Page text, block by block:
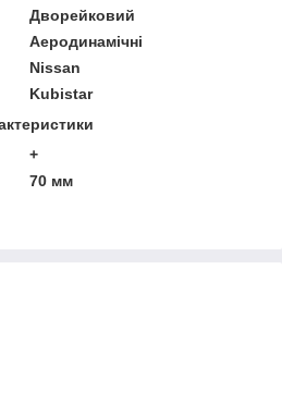
Дворейковий
Аеродинамічні
Nissan
Kubistar
+
70 мм